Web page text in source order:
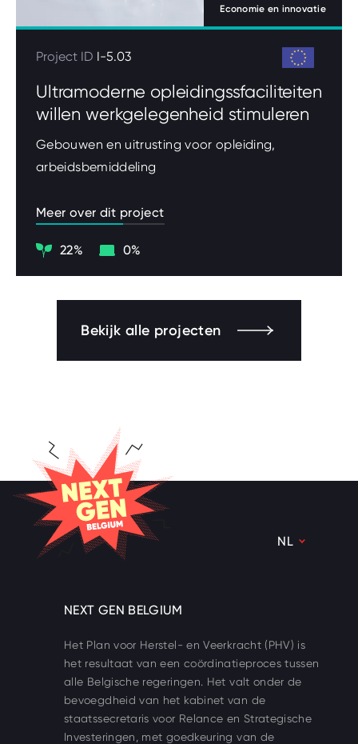
Economie en innovatie
Project ID I-5.03
Ultramoderne opleidingssfaciliteiten
willen werkgelegenheid stimuleren
Gebouwen en uitrusting voor opleiding,
arbeidsbemiddeling
Meer over dit project
Klimaat
22% Digitalisering
0%
Bekijk alle projecten
NL
NEXT GEN BELGIUM
Het Plan voor Herstel- en Veerkracht (PHV) is
het resultaat van een coördinatieproces tussen
alle Belgische regeringen. Het valt onder de
bevoegdheid van het kabinet van de
staatssecretaris voor Relance en Strategische
Investeringen, met goedkeuring van de